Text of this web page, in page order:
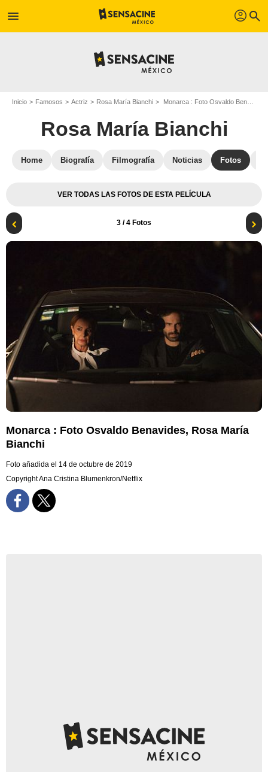
menu profil search
Inicio Famosos Actriz Rosa María Bianchi Monarca : Foto Osvaldo Benavides, Rosa María Bianchi
Rosa María Bianchi
Home Biografía Filmografía Noticias Fotos
VER TODAS LAS FOTOS DE ESTA PELÍCULA
3 / 4 Fotos
Monarca : Foto Osvaldo Benavides, Rosa María
Bianchi
Foto añadida el 14 de octubre de 2019
Copyright Ana Cristina Blumenkron/Netflix